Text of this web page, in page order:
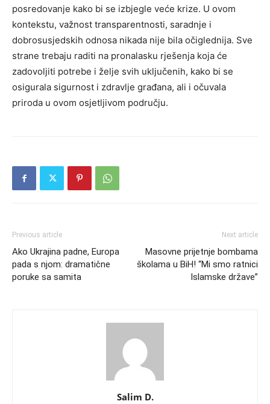
posredovanje kako bi se izbjegle veće krize. U ovom
kontekstu, važnost transparentnosti, saradnje i
dobrosusjedskih odnosa nikada nije bila očiglednija. Sve
strane trebaju raditi na pronalasku rješenja koja će
zadovoljiti potrebe i želje svih uključenih, kako bi se
osigurala sigurnost i zdravlje građana, ali i očuvala
priroda u ovom osjetljivom području.
Previous article
Ako Ukrajina padne, Europa
pada s njom: dramatične
poruke sa samita
Next article
Masovne prijetnje bombama
školama u BiH! “Mi smo ratnici
Islamske države”
Salim D.